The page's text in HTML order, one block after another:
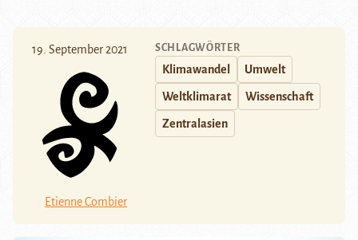
19. September 2021
Etienne Combier
SCHLAGWÖRTER
Klimawandel Umwelt
Weltklimarat Wissenschaft
Zentralasien